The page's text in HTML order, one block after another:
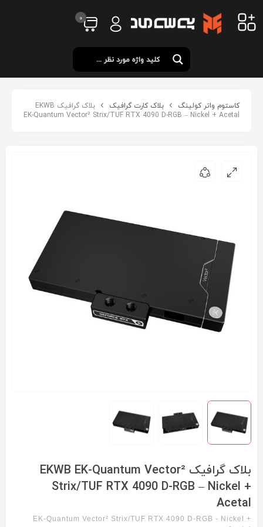
0
کاستوم واتر کولینگ بلاک کارت گرافیک
بلاک گرافیک EKWB
EK-Quantum Vector² Strix/TUF RTX 4090 D-RGB – Nickel + Acetal
بلاک گرافیک EKWB EK-Quantum Vector²
Strix/TUF RTX 4090 D-RGB – Nickel +
Acetal
EK-Quantum Vector² Strix/TUF RTX 4090 D-RGB - Nickel +